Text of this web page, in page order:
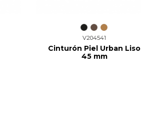
V204541
Cinturón Piel Urban Liso
45 mm